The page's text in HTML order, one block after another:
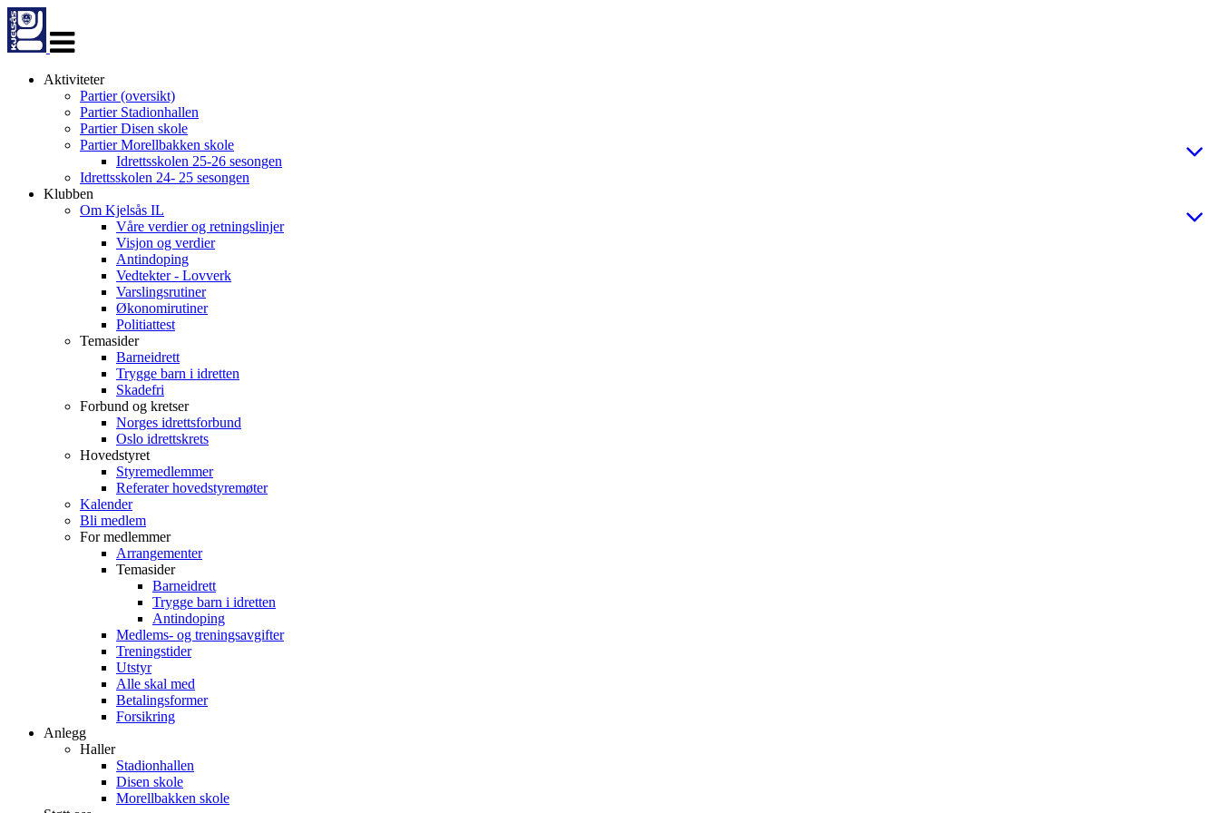
navigasjon
Aktiviteter
Partier (oversikt)
Partier Stadionhallen
Partier Disen skole
Partier Morellbakken skole
Idrettsskolen 25-26 sesongen
Idrettsskolen 24- 25 sesongen
Klubben
Om Kjelsås IL
Våre verdier og retningslinjer
Visjon og verdier
Antindoping
Vedtekter - Lovverk
Varslingsrutiner
Økonomirutiner
Politiattest
Temasider
Barneidrett
Trygge barn i idretten
Skadefri
Forbund og kretser
Norges idrettsforbund
Oslo idrettskrets
Hovedstyret
Styremedlemmer
Referater hovedstyremøter
Kalender
Bli medlem
For medlemmer
Arrangementer
Temasider
Barneidrett
Trygge barn i idretten
Antindoping
Medlems- og treningsavgifter
Treningstider
Utstyr
Alle skal med
Betalingsformer
Forsikring
Anlegg
Haller
Stadionhallen
Disen skole
Morellbakken skole